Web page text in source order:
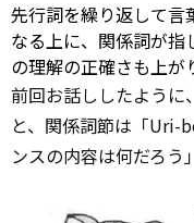
先行詞を繰り返して言
なる上に、関係詞が指
の理解の正確さも上が
前回お話ししたように、
と、関係詞節は「Uri-
ンスの内容は何だろう